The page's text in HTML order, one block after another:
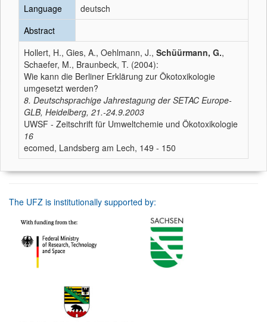
Language
deutsch
Abstract
Hollert, H., Gies, A., Oehlmann, J., Schüürmann, G.,
Schaefer, M., Braunbeck, T. (2004):
Wie kann die Berliner Erklärung zur Ökotoxikologie
umgesetzt werden?
8. Deutschsprachige Jahrestagung der SETAC Europe-
GLB, Heidelberg, 21.-24.9.2003
UWSF - Zeitschrift für Umweltchemie und Ökotoxikologie
16
ecomed, Landsberg am Lech, 149 - 150
The UFZ is institutionally supported by: